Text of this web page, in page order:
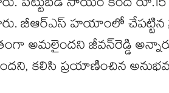
పెట్టుబడి సాయం కింద
బీఆర్ఎస్ హయాంలో చేపట్టిన
అమలైందని జీవన్‌‌రెడ్డి
కలిసి ప్రయాణించిన